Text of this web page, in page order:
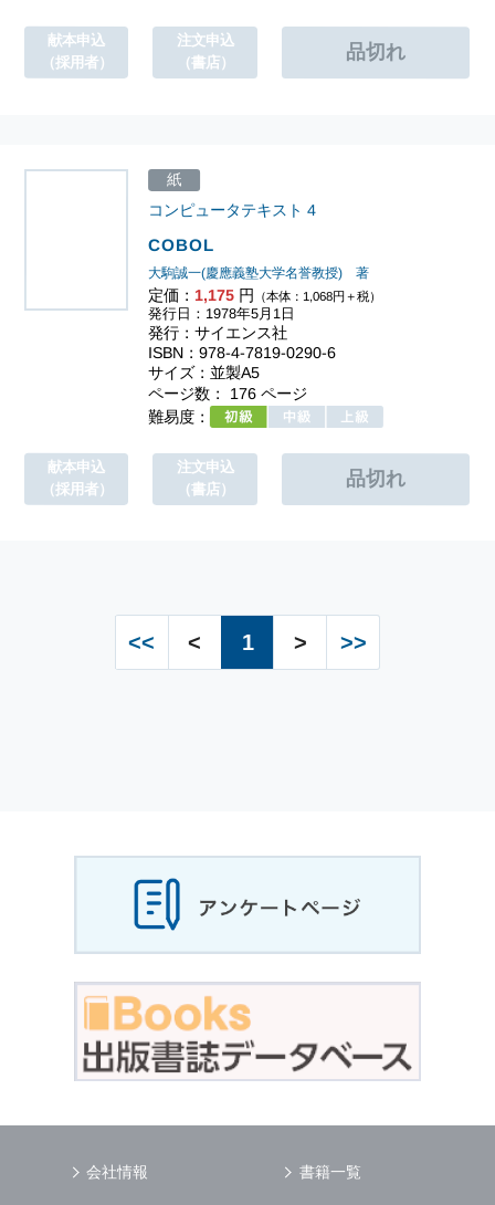
献本申込
（採用者）
注文申込
（書店）
COBOL
コンピュータテキスト 4
大駒誠一(慶應義塾大学名誉教授) 著
定価： 1,175 円 （本体：1,068円＋税）
紙
発行日：1978年5月1日
発行：サイエンス社
ISBN：978-4-7819-0290-6
サイズ：並製A5
ページ数： 176 ページ
難易度：
献本申込
（採用者）
注文申込
（書店）
<< < 1 > >>
会社情報 書籍一覧